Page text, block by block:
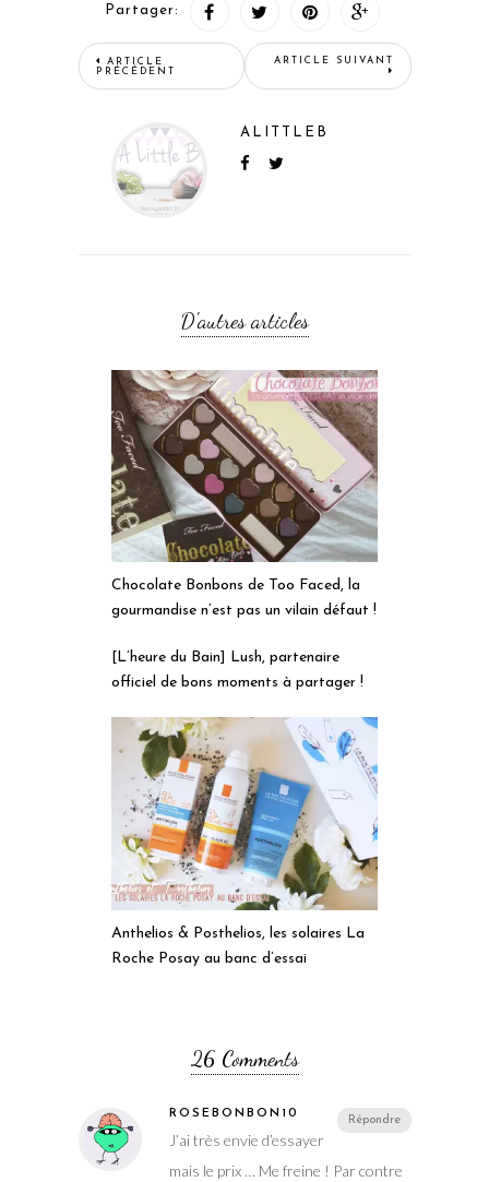
Partager:
ARTICLE
PRÉCÉDENT
ARTICLE SUIVANT
ALITTLEB
D'autres articles
Chocolate Bonbons de Too Faced, la
gourmandise n’est pas un vilain défaut !
[L’heure du Bain] Lush, partenaire
officiel de bons moments à partager !
Anthelios & Posthelios, les solaires La
Roche Posay au banc d’essai
26 Comments
Répondre
ROSEBONBON10
J’ai très envie d’essayer
mais le prix … Me freine ! Par contre